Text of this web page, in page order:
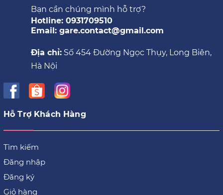
Bạn cần chúng mình hỗ trợ?
Hotline: 0931709510
Email: gare.contact@gmail.com
Địa chỉ: Số 454 Đường Ngọc Thụy, Long Biên,
Hà Nội
Hỗ Trợ Khách Hàng
Tìm kiếm
Đăng nhập
Đăng ký
Giỏ hàng